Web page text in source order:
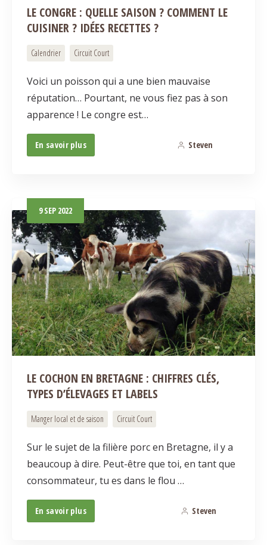
LE CONGRE : QUELLE SAISON ? COMMENT LE
CUISINER ? IDÉES RECETTES ?
Calendrier Circuit Court
Voici un poisson qui a une bien mauvaise
réputation… Pourtant, ne vous fiez pas à son
apparence ! Le congre est…
En savoir plus Steven
9SEP 2022
LE COCHON EN BRETAGNE : CHIFFRES CLÉS,
TYPES D’ÉLEVAGES ET LABELS
Manger local et de saison Circuit Court
Sur le sujet de la filière porc en Bretagne, il y a
beaucoup à dire. Peut-être que toi, en tant que
consommateur, tu es dans le flou …
En savoir plus Steven